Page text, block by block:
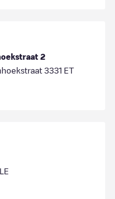
2
3331 ET